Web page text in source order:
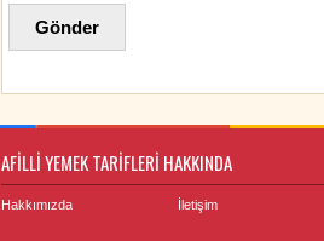
AFİLLİ YEMEK TARİFLERİ HAKKINDA
Hakkımızda İletişim